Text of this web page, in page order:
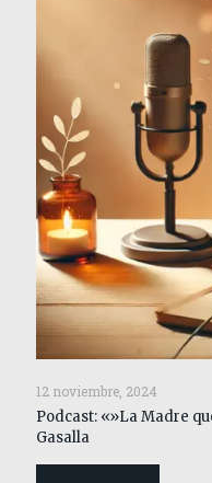
12 noviembre, 2024
Podcast: «»La Madre
Gasalla